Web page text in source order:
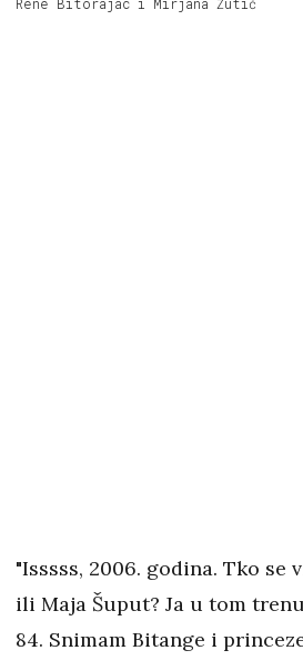
Rene Bitorajac i Mirjana Žutić
"Isssss, 2006. godina. Tko se
ili Maja Šuput? Ja u tom
84. Snimam Bitange i